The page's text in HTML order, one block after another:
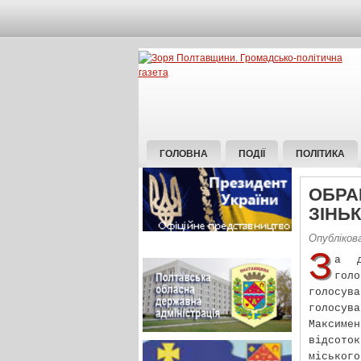
ГОЛОВНА ПОДІЇ ПОЛІТИКА
З а